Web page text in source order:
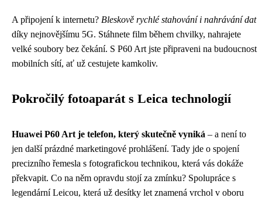
A připojení k internetu? Bleskově rychlé stahování i nahrávání dat
díky nejnovějšímu 5G. Stáhnete film během chvilky, nahrajete
velké soubory bez čekání. S P60 Art jste připraveni na budoucnost
mobilních sítí, ať už cestujete kamkoliv.
Pokročilý fotoaparát s Leica technologií
Huawei P60 Art je telefon, který skutečně vyniká – a není to
jen další prázdné marketingové prohlášení. Tady jde o spojení
precizního řemesla s fotografickou technikou, která vás dokáže
překvapit. Co na něm opravdu stojí za zmínku? Spolupráce s
legendární Leicou, která už desítky let znamená vrchol v oboru